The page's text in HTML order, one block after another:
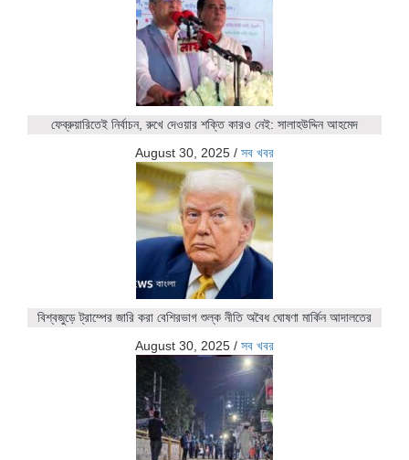
ফেব্রুয়ারিতেই নির্বাচন, রুখে দেওয়ার শক্তি কারও নেই: সালাহউদ্দিন আহমেদ
August 30, 2025 / সব খবর
বিশ্বজুড়ে ট্রাম্পের জারি করা বেশিরভাগ শুল্ক নীতি অবৈধ ঘোষণা মার্কিন আদালতের
August 30, 2025 / সব খবর